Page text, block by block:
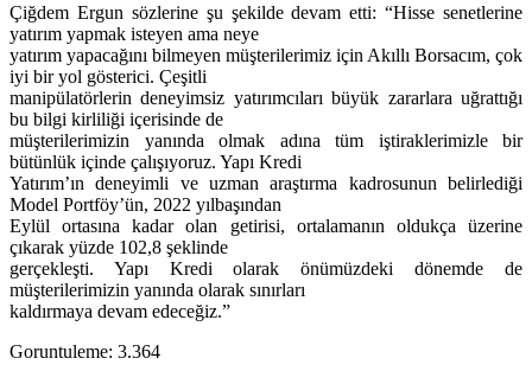
Çiğdem Ergun sözlerine şu şekilde devam etti: “Hisse senetlerine
yatırım yapmak isteyen ama neye
yatırım yapacağını bilmeyen müşterilerimiz için Akıllı Borsacım, çok
iyi bir yol gösterici. Çeşitli
manipülatörlerin deneyimsiz yatırımcıları büyük zararlara uğrattığı
bu bilgi kirliliği içerisinde de
müşterilerimizin yanında olmak adına tüm iştiraklerimizle bir
bütünlük içinde çalışıyoruz. Yapı Kredi
Yatırım’ın deneyimli ve uzman araştırma kadrosunun belirlediği
Model Portföy’ün, 2022 yılbaşından
Eylül ortasına kadar olan getirisi, ortalamanın oldukça üzerine
çıkarak yüzde 102,8 şeklinde
gerçekleşti. Yapı Kredi olarak önümüzdeki dönemde de
müşterilerimizin yanında olarak sınırları
kaldırmaya devam edeceğiz.”
Goruntuleme: 3.364